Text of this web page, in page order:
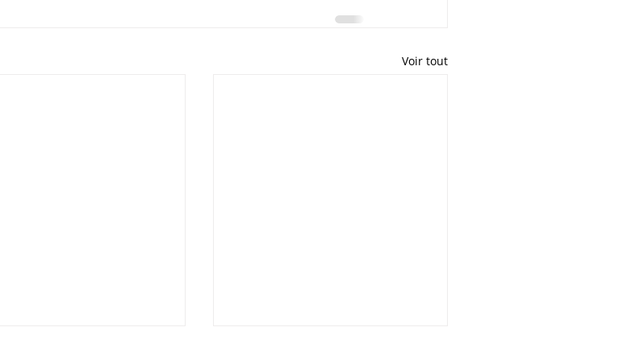
Voir tout